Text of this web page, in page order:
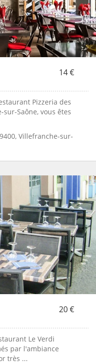
14 €
Pizzeria des
Saône, vous êtes
Villefranche-sur-
20 €
Le Verdi
par l'ambiance
très ...